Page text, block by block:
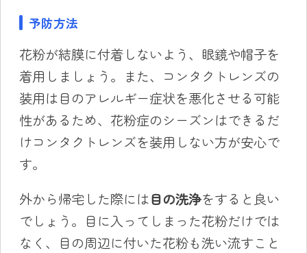
予防方法
花粉が結膜に付着しないよう、眼鏡や帽子を
着用しましょう。また、コンタクトレンズの
装用は目のアレルギー症状を悪化させる可能
性があるため、花粉症のシーズンはできるだ
けコンタクトレンズを装用しない方が安心で
す。
外から帰宅した際には目の洗浄をすると良い
でしょう。目に入ってしまった花粉だけでは
なく、目の周辺に付いた花粉も洗い流すこと